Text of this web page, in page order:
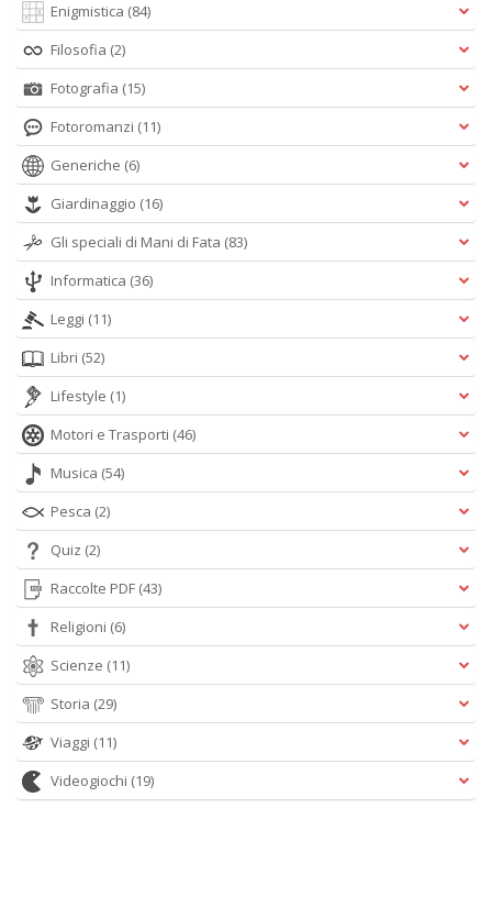
Enigmistica (84)
Filosofia (2)
Fotografia (15)
Fotoromanzi (11)
Generiche (6)
Giardinaggio (16)
Gli speciali di Mani di Fata (83)
Informatica (36)
Leggi (11)
Libri (52)
Lifestyle (1)
Motori e Trasporti (46)
Musica (54)
Pesca (2)
Quiz (2)
Raccolte PDF (43)
Religioni (6)
Scienze (11)
Storia (29)
Viaggi (11)
Videogiochi (19)